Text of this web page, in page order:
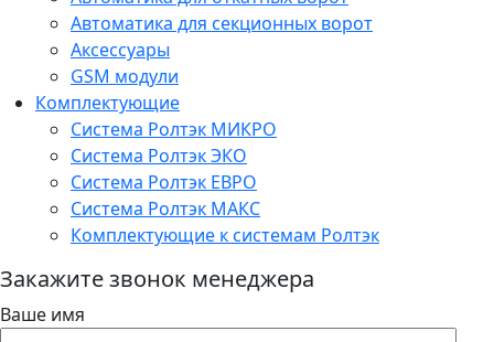
Автоматика для секционных ворот
Аксессуары
GSM модули
Комплектующие
Система Ролтэк МИКРО
Система Ролтэк ЭКО
Система Ролтэк ЕВРО
Система Ролтэк МАКС
Комплектующие к системам Ролтэк
Закажите звонок менеджера
Ваше имя